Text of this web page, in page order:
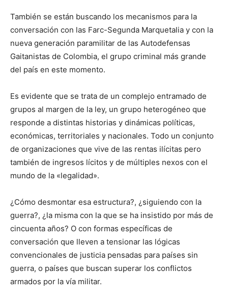
También se están buscando los mecanismos para la
conversación con las Farc-Segunda Marquetalia y con la
nueva generación paramilitar de las Autodefensas
Gaitanistas de Colombia, el grupo criminal más grande
del país en este momento.
Es evidente que se trata de un complejo entramado de
grupos al margen de la ley, un grupo heterogéneo que
responde a distintas historias y dinámicas políticas,
económicas, territoriales y nacionales. Todo un conjunto
de organizaciones que vive de las rentas ilícitas pero
también de ingresos lícitos y de múltiples nexos con el
mundo de la «legalidad».
¿Cómo desmontar esa estructura?, ¿siguiendo con la
guerra?, ¿la misma con la que se ha insistido por más de
cincuenta años? O con formas específicas de
conversación que lleven a tensionar las lógicas
convencionales de justicia pensadas para países sin
guerra, o países que buscan superar los conflictos
armados por la vía militar.